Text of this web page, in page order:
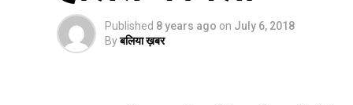
Published 8 years ago on July 6, 2018
Byबलिया ख़बर